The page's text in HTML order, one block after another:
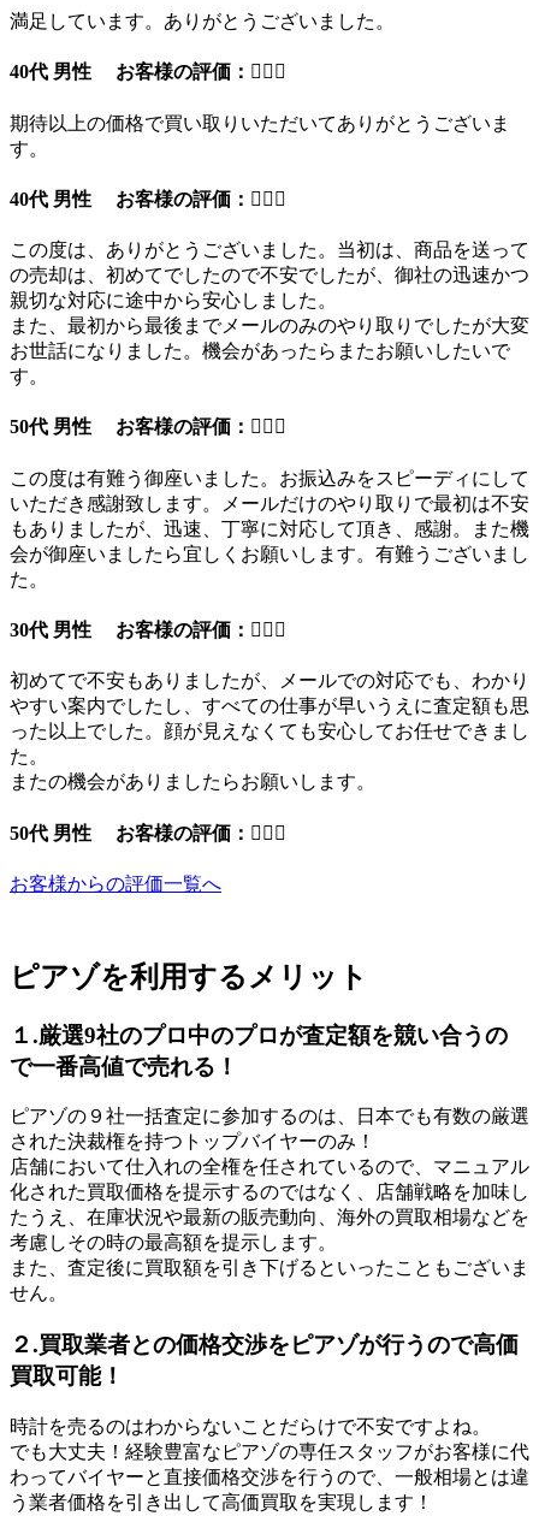
満足しています。ありがとうございました。
40代 男性 お客様の評価：
期待以上の価格で買い取りいただいてありがとうございま
す。
40代 男性 お客様の評価：
この度は、ありがとうございました。当初は、商品を送って
の売却は、初めてでしたので不安でしたが、御社の迅速かつ
親切な対応に途中から安心しました。
また、最初から最後までメールのみのやり取りでしたが大変
お世話になりました。機会があったらまたお願いしたいで
す。
50代 男性 お客様の評価：
この度は有難う御座いました。お振込みをスピーディにして
いただき感謝致します。メールだけのやり取りで最初は不安
もありましたが、迅速、丁寧に対応して頂き、感謝。また機
会が御座いましたら宜しくお願いします。有難うございまし
た。
30代 男性 お客様の評価：
初めてで不安もありましたが、メールでの対応でも、わかり
やすい案内でしたし、すべての仕事が早いうえに査定額も思
った以上でした。顔が見えなくても安心してお任せできまし
た。
またの機会がありましたらお願いします。
50代 男性 お客様の評価：
お客様からの評価一覧へ
ピアゾを利用するメリット
１.厳選9社のプロ中のプロが査定額を競い合うの
で一番高値で売れる！
ピアゾの９社一括査定に参加するのは、日本でも有数の厳選
された決裁権を持つトップバイヤーのみ！
店舗において仕入れの全権を任されているので、マニュアル
化された買取価格を提示するのではなく、店舗戦略を加味し
たうえ、在庫状況や最新の販売動向、海外の買取相場などを
考慮しその時の最高額を提示します。
また、査定後に買取額を引き下げるといったこともございま
せん。
２.買取業者との価格交渉をピアゾが行うので高価
買取可能！
時計を売るのはわからないことだらけで不安ですよね。
でも大丈夫！経験豊富なピアゾの専任スタッフがお客様に代
わってバイヤーと直接価格交渉を行うので、一般相場とは違
う業者価格を引き出して高価買取を実現します！